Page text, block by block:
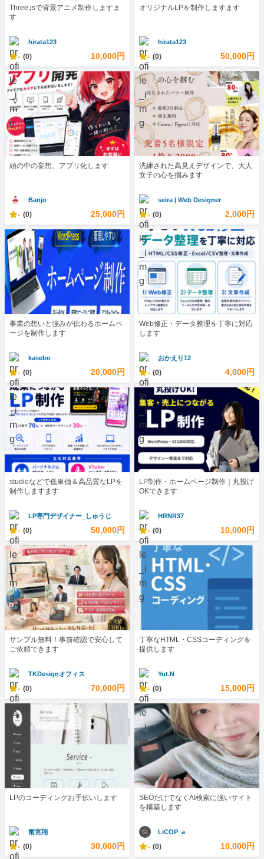
Three.jsで背景アニメ制作しますま
す
hirata123
- (0) 10,000円
オリジナルLPを制作しますます
hirata123
- (0) 50,000円
頭の中の妄想、アプリ化します
Banjo
- (0) 25,000円
洗練された高見えデザインで、大人
女子の心を掴みます
seira | Web Designer
- (0) 2,000円
事業の想いと強みが伝わるホームペ
ージを制作します
kasebo
- (0) 20,000円
Web修正・データ整理を丁寧に対応
します
おかえり12
- (0) 4,000円
studioなどで低単価＆高品質なLPを
制作しますます
LP専門デザイナー_しゅうじ
- (0) 50,000円
LP制作・ホームページ制作｜丸投げ
OKできます
HRNR37
- (0) 10,000円
サンプル無料！事前確認で安心して
ご依頼できます
TKDesignオフィス
- (0) 70,000円
丁寧なHTML・CSSコーディングを
提供します
Yut.N
- (0) 15,000円
LPのコーディングお手伝いします
雨宮翔
- (0) 30,000円
SEOだけでなくAI検索に強いサイト
を構築します
LiCOP_a
- (0) 10,000円